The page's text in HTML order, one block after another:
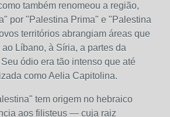
também renomeou a região,
por "Palestina Prima" e "Palestina
territórios abrangiam áreas que
Líbano, à Síria, a partes da
ódio era tão intenso que até
como Aelia Capitolina.
tem origem no hebraico
aos filisteus — cuja raiz